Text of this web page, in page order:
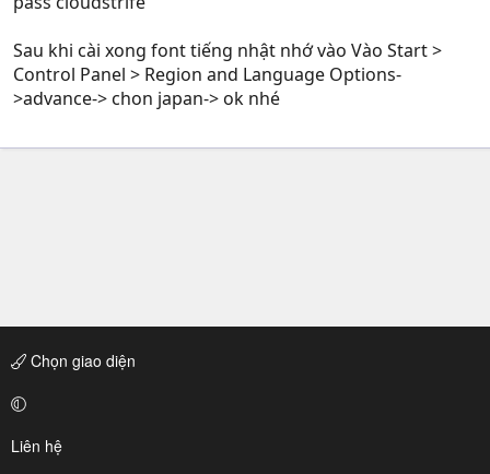
Sau khi cài xong font tiếng nhật nhớ vào Vào Start >
Control Panel > Region and Language Options-
>advance-> chon japan-> ok nhé
Chọn giao diện
Liên hệ